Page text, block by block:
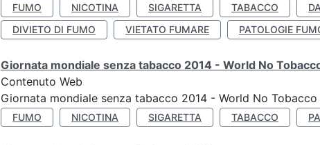
FUMO NICOTINA SIGARETTA TABACCO
DIVIETO DI FUMO
VIETATO FUMARE PATOLOGIE
Giornata mondiale senza tabacco 2014 - World No
Contenuto Web
Giornata mondiale senza tabacco 2014 - World No Tobacco
FUMO NICOTINA SIGARETTA TABACCO